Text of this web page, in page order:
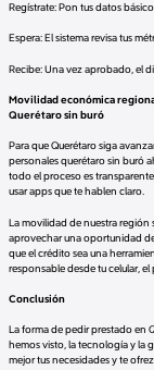
Regístrate: Pon tus datos
Espera: El sistema revisa tus
Recibe: Una vez aprobado, el
Movilidad económica
Querétaro sin buró
Para que Querétaro siga
personales querétaro sin buró
todo el proceso es
usar apps que te hablen claro.
La movilidad de nuestra
aprovechar una oportunidad
que el crédito sea una
responsable desde tu celular,
Conclusión
La forma de pedir prestado en
hemos visto, la tecnología y la
mejor tus necesidades y te